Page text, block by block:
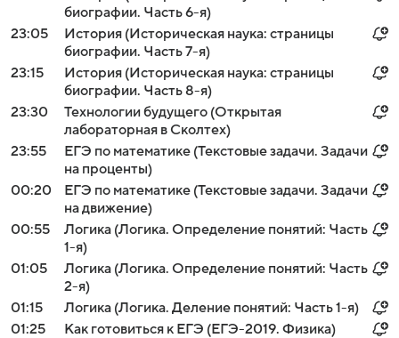
биографии. Часть 6-я)
23:05
История (Историческая наука: страницы
биографии. Часть 7-я)
23:15
История (Историческая наука: страницы
биографии. Часть 8-я)
23:30
Технологии будущего (Открытая
лабораторная в Сколтех)
23:55
ЕГЭ по математике (Текстовые задачи. Задачи
на проценты)
00:20
ЕГЭ по математике (Текстовые задачи. Задачи
на движение)
00:55
Логика (Логика. Определение понятий: Часть
1-я)
01:05
Логика (Логика. Определение понятий: Часть
2-я)
01:15
Логика (Логика. Деление понятий: Часть 1-я)
01:25
Как готовиться к ЕГЭ (ЕГЭ-2019. Физика)